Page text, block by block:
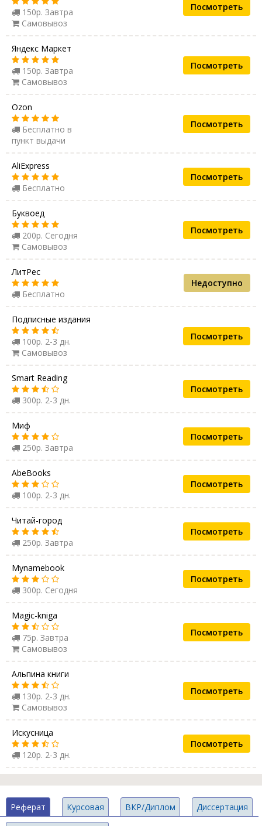
150р. Завтра
Самовывоз
Посмотреть
Яндекс Маркет
150р. Завтра
Самовывоз
Посмотреть
Ozon
Бесплатно в
пункт выдачи
Посмотреть
AliExpress
Бесплатно
Посмотреть
Буквоед
200р. Сегодня
Самовывоз
Посмотреть
ЛитРес
Бесплатно
Недоступно
Подписные издания
100р. 2-3 дн.
Самовывоз
Посмотреть
Smart Reading
300р. 2-3 дн.
Посмотреть
Миф
250р. Завтра
Посмотреть
AbeBooks
100р. 2-3 дн.
Посмотреть
Читай-город
250р. Завтра
Посмотреть
Mynamebook
300р. Сегодня
Посмотреть
Magic-kniga
75р. Завтра
Самовывоз
Посмотреть
Альпина книги
130р. 2-3 дн.
Самовывоз
Посмотреть
Искусница
120р. 2-3 дн.
Посмотреть
Реферат Курсовая ВКР/Диплом Диссертация